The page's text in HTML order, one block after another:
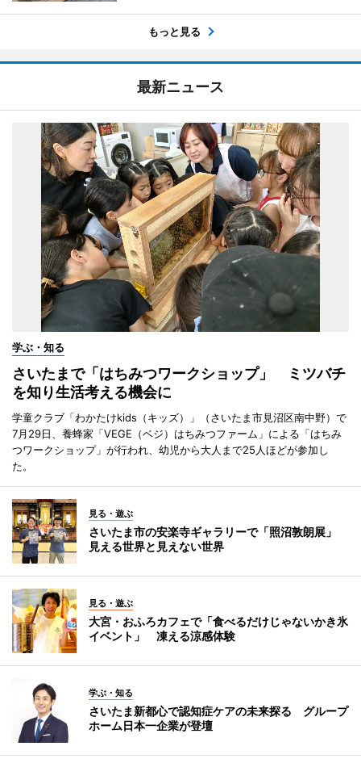
もっと見る
最新ニュース
学ぶ・知る
さいたまで「はちみつワークショップ」 ミツバチ
を知り生活考える機会に
学童クラブ「わかたけkids（キッズ）」（さいたま市見沼区南中野）で
7月29日、養蜂家「VEGE（ベジ）はちみつファーム」による「はちみ
つワークショップ」が行われ、幼児から大人まで25人ほどが参加し
た。
見る・遊ぶ
さいたま市の安楽寺ギャラリーで「照沼敦朗展」
見える世界と見えない世界
見る・遊ぶ
大宮・おふろカフェで「食べるだけじゃないかき氷
イベント」 凍える涼感体験
学ぶ・知る
さいたま新都心で認知症ケアの未来探る グループ
ホーム日本一企業が登壇